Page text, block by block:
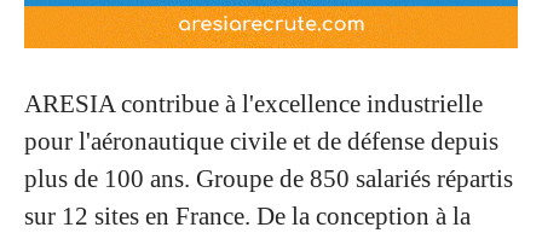
ARESIA contribue à l'excellence industrielle
pour l'aéronautique civile et de défense depuis
plus de 100 ans. Groupe de 850 salariés répartis
sur 12 sites en France. De la conception à la